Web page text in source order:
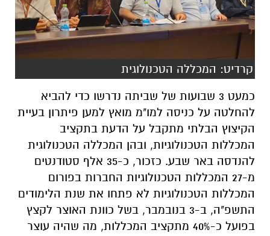
קרדיט: המכללה הטכנולוגית
כמעט 3 שבועות של שביתה נדרשו כדי להביא
להחלטה על כניסה למו"מ מואץ למען פיתרון בעיית
הקיצוץ הבלתי מתקבל על הדעת בתקציב
המכללות הטכנולוגיות, ובהן המכללה הטכנולוגית
להנדסה באר שבע. כזכור, כ-35 אלף סטודנטים
מ-27 המכללות הטכנולוגיות החברות בפורום
המכללות הטכנולוגיות לא פתחו את שנת הלימודים
התשפ"ה, ב-3 בנובמבר, בשל כוונת האוצר לקצץ
בפועל כ-40% מתקציב המכללות, מה שהיה עוצר